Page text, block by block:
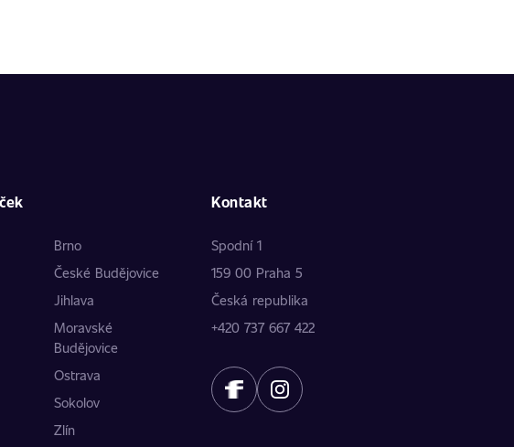
Brno
České Budějovice
Jihlava
Moravské
Budějovice
Ostrava
Sokolov
Zlín
Kontakt
Spodní 1
159 00 Praha 5
Česká republika
+420 737 667 422